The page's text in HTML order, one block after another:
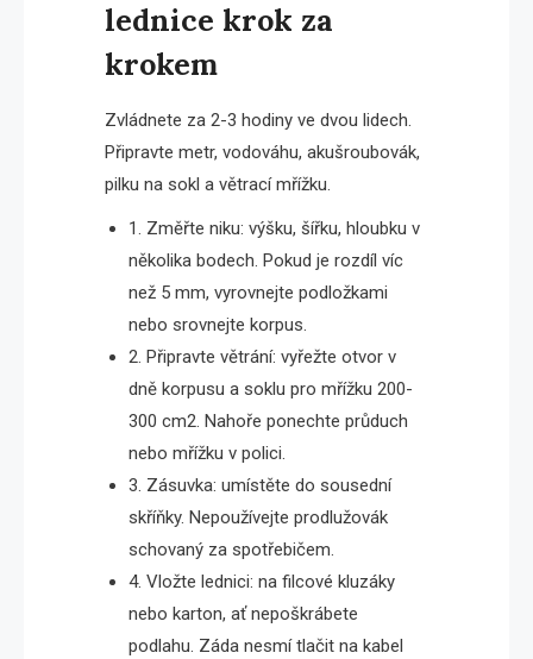
lednice krok za
krokem
Zvládnete za 2-3 hodiny ve dvou lidech.
Připravte metr, vodováhu, akušroubovák,
pilku na sokl a větrací mřížku.
1. Změřte niku: výšku, šířku, hloubku v
několika bodech. Pokud je rozdíl víc
než 5 mm, vyrovnejte podložkami
nebo srovnejte korpus.
2. Připravte větrání: vyřežte otvor v
dně korpusu a soklu pro mřížku 200-
300 cm2. Nahoře ponechte průduch
nebo mřížku v polici.
3. Zásuvka: umístěte do sousední
skříňky. Nepoužívejte prodlužovák
schovaný za spotřebičem.
4. Vložte lednici: na filcové kluzáky
nebo karton, ať nepoškrábete
podlahu. Záda nesmí tlačit na kabel